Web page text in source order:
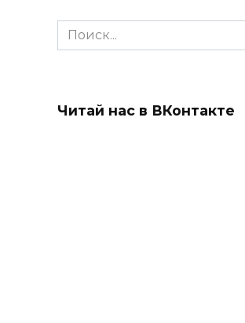
Search
for:
Читай нас в ВКонтакте